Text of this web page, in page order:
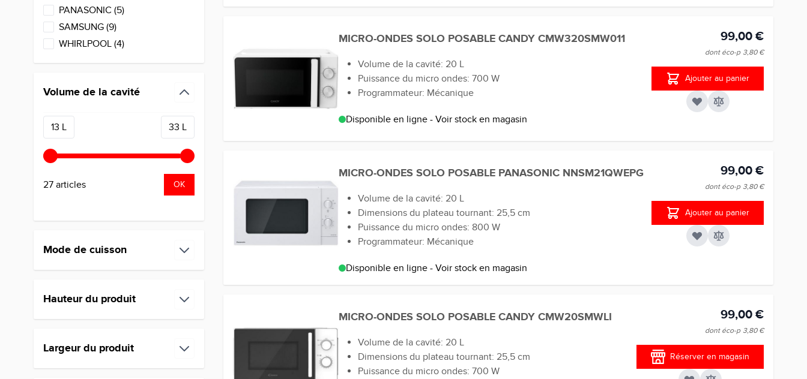
PANASONIC (5products available
)
SAMSUNG (9products available
)
WHIRLPOOL (4products available
)
Volume de la cavité
Minimum value
13 L Valeur maximale
33 L
27 articles OK
Mode de cuisson
Hauteur du produit
Largeur du produit
MICRO-ONDES SOLO POSABLE CANDY CMW320SMW011
Volume de la cavité: 20 L
Puissance du micro ondes: 700 W
Programmateur: Mécanique
Disponible en ligne - Voir stock en magasin
99,00 €
dont éco-p 3,80 €
Ajouter au panier
MICRO-ONDES SOLO POSABLE PANASONIC NNSM21QWEPG
Volume de la cavité: 20 L
Dimensions du plateau tournant: 25,5 cm
Puissance du micro ondes: 800 W
Programmateur: Mécanique
Disponible en ligne - Voir stock en magasin
99,00 €
dont éco-p 3,80 €
Ajouter au panier
MICRO-ONDES SOLO POSABLE CANDY CMW20SMWLI
Volume de la cavité: 20 L
Dimensions du plateau tournant: 25,5 cm
Puissance du micro ondes: 700 W
99,00 €
dont éco-p 3,80 €
Réserver en magasin